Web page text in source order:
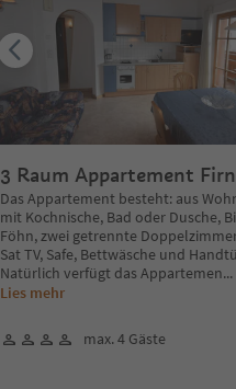
3 Raum Appartement Firn
Das Appartement besteht: aus
mit Kochnische, Bad oder Dusche,
Föhn, zwei getrennte
Sat TV, Safe, Bettwäsche und
Natürlich verfügt das Appartemen...
Lies mehr
max. 4 Gäste